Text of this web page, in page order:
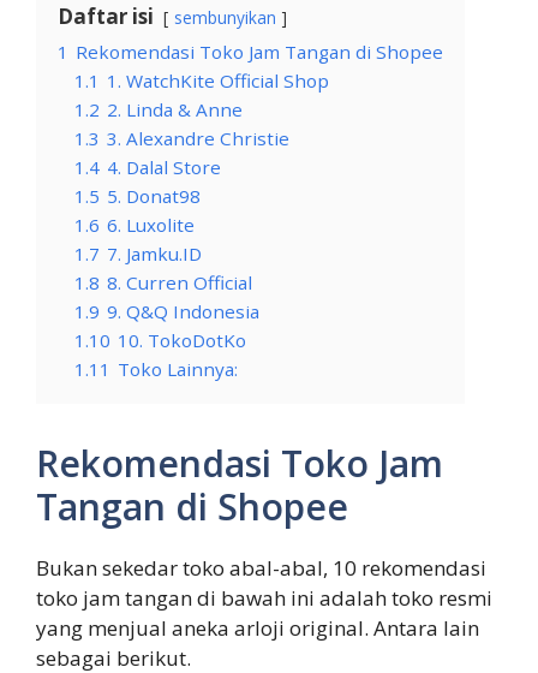
Daftar isi sembunyikan
1 Rekomendasi Toko Jam Tangan di Shopee
1.1 1. WatchKite Official Shop
1.2 2. Linda & Anne
1.3 3. Alexandre Christie
1.4 4. Dalal Store
1.5 5. Donat98
1.6 6. Luxolite
1.7 7. Jamku.ID
1.8 8. Curren Official
1.9 9. Q&Q Indonesia
1.10 10. TokoDotKo
1.11 Toko Lainnya:
Rekomendasi Toko Jam
Tangan di Shopee
Bukan sekedar toko abal-abal, 10 rekomendasi
toko jam tangan di bawah ini adalah toko resmi
yang menjual aneka arloji original. Antara lain
sebagai berikut.